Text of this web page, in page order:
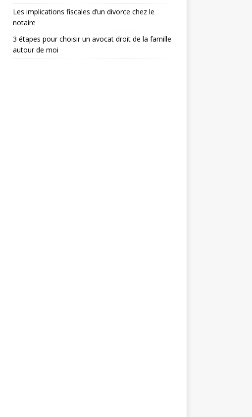
Les implications fiscales d’un divorce chez le
notaire
3 étapes pour choisir un avocat droit de la famille
autour de moi